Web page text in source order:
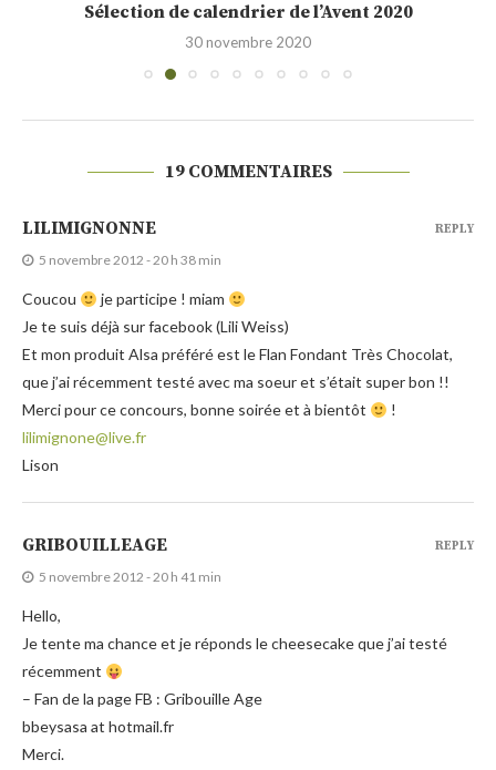
Sélection de calendrier de l’Avent 2020
30 novembre 2020
19 COMMENTAIRES
LILIMIGNONNE
5 novembre 2012 - 20 h 38 min
Coucou
je participe ! miam
Je te suis déjà sur facebook (Lili Weiss)
Et mon produit Alsa préféré est le Flan Fondant Très Chocolat,
que j’ai récemment testé avec ma soeur et s’était super bon !!
Merci pour ce concours, bonne soirée et à bientôt
!
lilimignone@live.fr
Lison
REPLY
GRIBOUILLEAGE
5 novembre 2012 - 20 h 41 min
Hello,
Je tente ma chance et je réponds le cheesecake que j’ai testé
récemment
– Fan de la page FB : Gribouille Age
bbeysasa at hotmail.fr
Merci.
REPLY